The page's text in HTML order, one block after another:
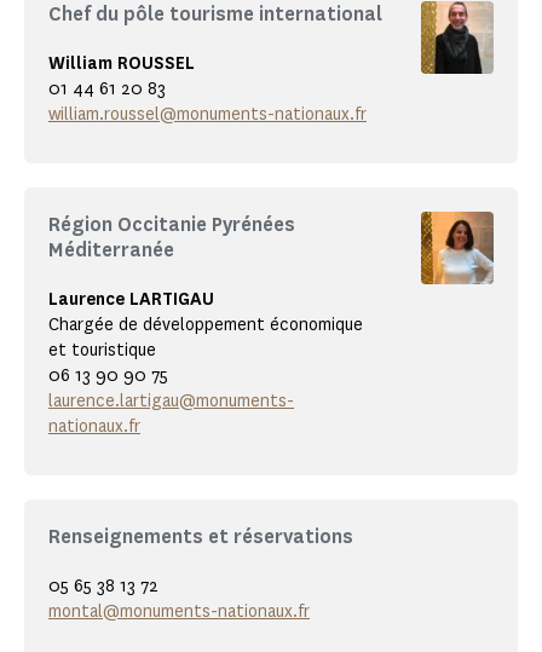
Chef du pôle tourisme international
William ROUSSEL
01 44 61 20 83
william.roussel@monuments-nationaux.fr
Région Occitanie Pyrénées
Méditerranée
Laurence LARTIGAU
Chargée de développement économique
et touristique
06 13 90 90 75
laurence.lartigau@monuments-
nationaux.fr
Renseignements et réservations
05 65 38 13 72
montal@monuments-nationaux.fr